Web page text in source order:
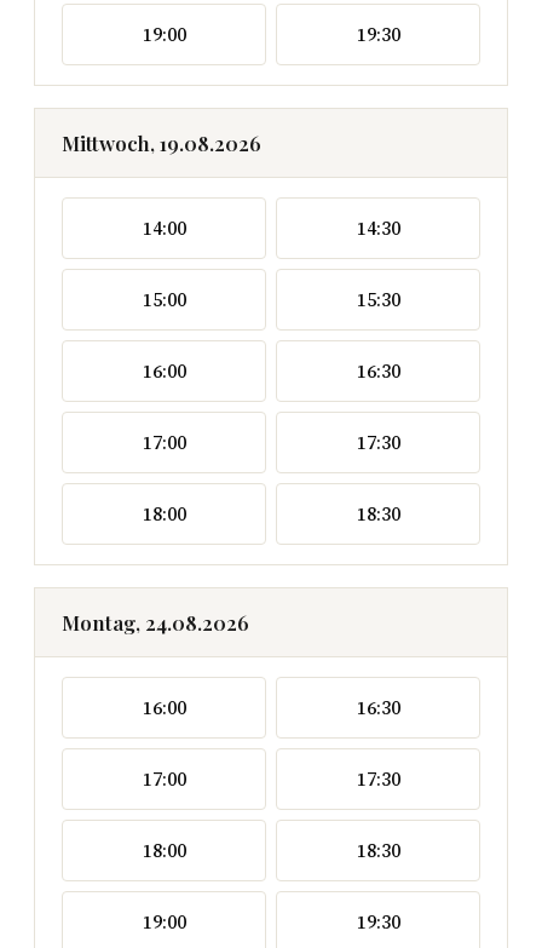
19:00 19:30
Mittwoch, 19.08.2026
14:00 14:30
15:00 15:30
16:00 16:30
17:00 17:30
18:00 18:30
Montag, 24.08.2026
16:00 16:30
17:00 17:30
18:00 18:30
19:00 19:30